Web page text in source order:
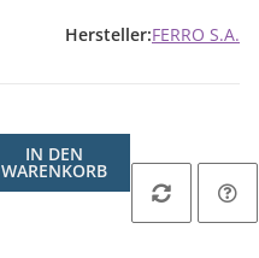
Hersteller:FERRO S.A.
IN DEN
WARENKORB